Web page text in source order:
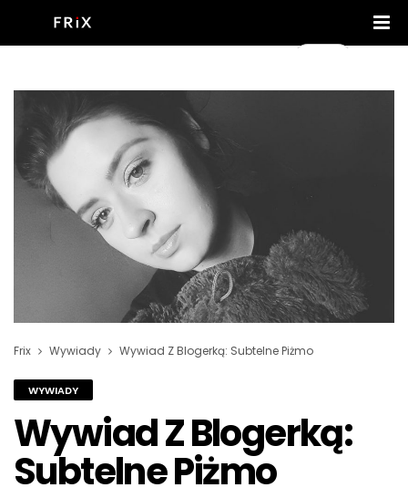
Frix Wywiady Wywiad Z Blogerką: Subtelne Piżmo
WYWIADY
Wywiad Z Blogerką:
Subtelne Piżmo